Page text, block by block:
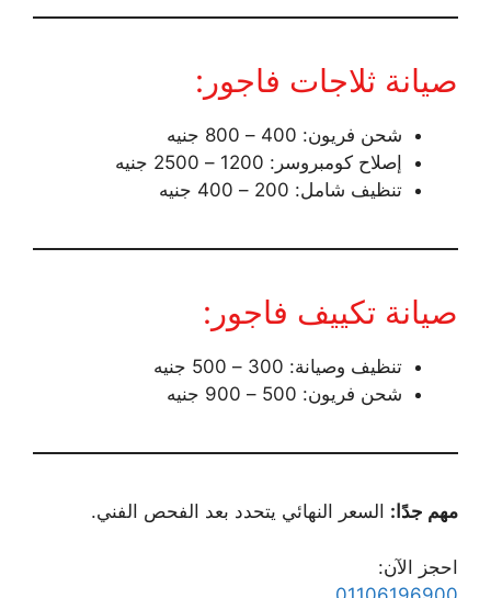
صيانة ثلاجات فاجور:
شحن فريون: 400 – 800 جنيه
إصلاح كومبروسر: 1200 – 2500 جنيه
تنظيف شامل: 200 – 400 جنيه
صيانة تكييف فاجور:
تنظيف وصيانة: 300 – 500 جنيه
شحن فريون: 500 – 900 جنيه
مهم جدًا: السعر النهائي يتحدد بعد الفحص الفني.
احجز الآن: